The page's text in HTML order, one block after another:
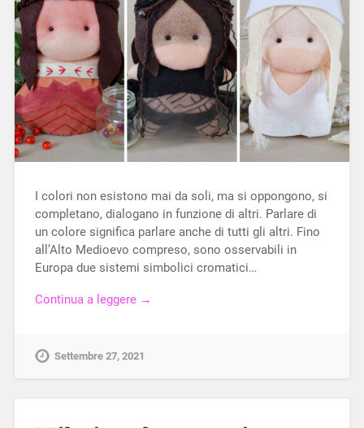
I colori non esistono mai da soli, ma si oppongono, si
completano, dialogano in funzione di altri. Parlare di
un colore significa parlare anche di tutti gli altri. Fino
all’Alto Medioevo compreso, sono osservabili in
Europa due sistemi simbolici cromatici…
Continua a leggere →
Settembre 27, 2021